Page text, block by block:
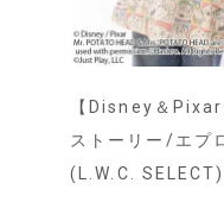
【Disney＆Pixar
ストーリー/エプ
(L.W.C. SELECT)